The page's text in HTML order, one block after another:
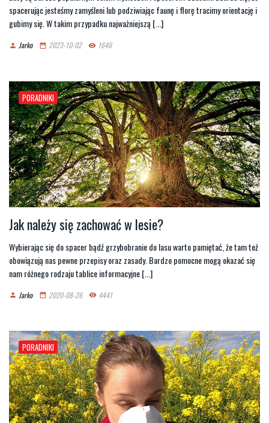
spacerując jesteśmy zamyśleni lub podziwiając faunę i florę tracimy orientację i
gubimy się. W takim przypadku najważniejszą [...]
person Jarko date_range 2023-10-02 remove_red_eye 1646
PORADNIKI
Jak należy się zachować w lesie?
Wybierając się do spacer bądź grzybobranie do lasu warto pamiętać, że tam też
obowiązują nas pewne przepisy oraz zasady. Bardzo pomocne mogą okazać się
nam różnego rodzaju tablice informacyjne [...]
person Jarko date_range 2020-08-26 remove_red_eye 4441
PORADNIKI